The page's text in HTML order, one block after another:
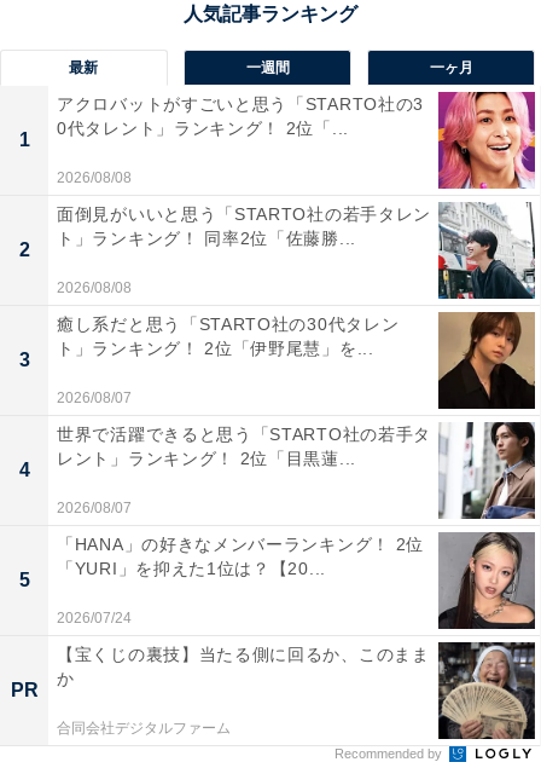
も充実していそう」（30代女性／千葉県）、「奥入瀬渓
流が雪と氷に包まれる冬は、他の季節とはまったく違う
幻想的な景色を楽しめるから」（40代男性／大阪府）、
「冬の奥入瀬渓流は雪景色が美しく、静寂の中で自然を
堪能できる。道の駅から散策や休憩がしやすく、冷えた
体を温めながら冬の絶景を楽しめるため」（50代男性／
山口県）といった声が集まりました。
1位：浅虫温泉（青森市）／47票
見事1位に輝いたのは「浅虫温泉」でした。5階にある展
最新 一週間 一ヶ月
1
アクロバットがすごいと思う「STARTO社の3
0代タレント」ランキング！ 2位「...
2026/08/08
2
面倒見がいいと思う「STARTO社の若手タレン
ト」ランキング！ 同率2位「佐藤勝...
2026/08/08
3
癒し系だと思う「STARTO社の30代タレン
ト」ランキング！ 2位「伊野尾慧」を...
2026/08/07
4
世界で活躍できると思う「STARTO社の若手タ
レント」ランキング！ 2位「目黒蓮...
2026/08/07
5
「HANA」の好きなメンバーランキング！ 2位
「YURI」を抑えた1位は？【20...
2026/07/24
PR
【宝くじの裏技】当たる側に回るか、このまま
か
合同会社デジタルファーム
Recommended by